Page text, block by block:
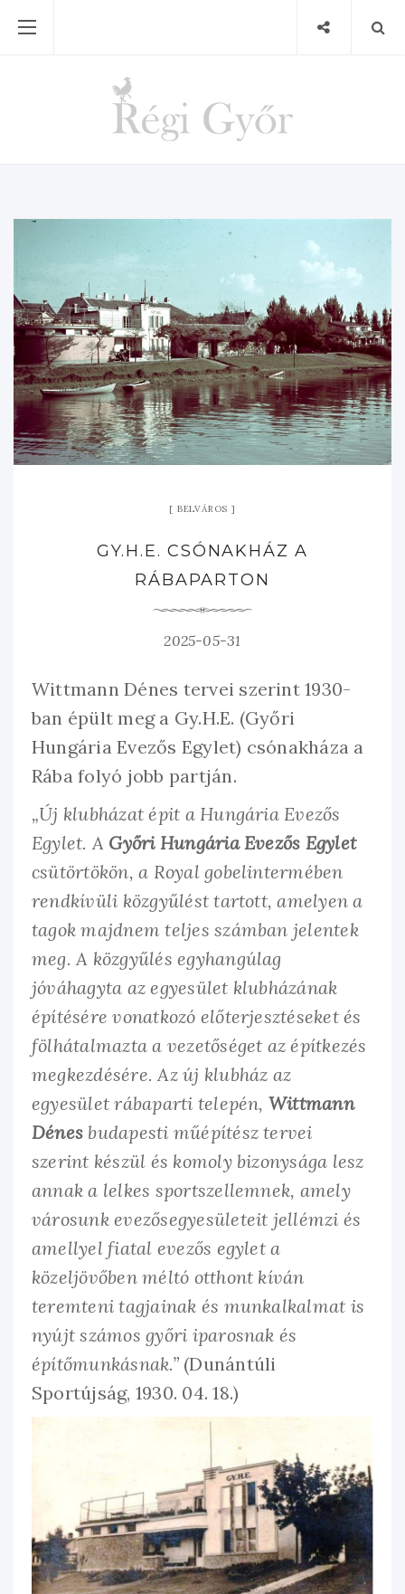
BELVÁROS
GY.H.E. CSÓNAKHÁZ A
RÁBAPARTON
2025-05-31
Wittmann Dénes tervei szerint 1930-
ban épült meg a Gy.H.E. (Győri
Hungária Evezős Egylet) csónakháza a
Rába folyó jobb partján.
„Új klubházat épit a Hungária Evezős
Egylet. A Győri Hungária Evezős Egylet
csütörtökön, a Royal gobelintermében
rendkívüli közgyűlést tartott, amelyen a
tagok majdnem teljes számban jelentek
meg. A közgyűlés egyhangúlag
jóváhagyta az egyesület klubházának
építésére vonatkozó előterjesztéseket és
fölhátalmazta a vezetőséget az építkezés
megkezdésére. Az új klubház az
egyesület rábaparti telepén, Wittmann
Dénes budapesti műépítész tervei
szerint készül és komoly bizonysága lesz
annak a lelkes sportszellemnek, amely
városunk evezősegyesületeit jellémzi és
amellyel fiatal evezős egylet a
közeljövőben méltó otthont kíván
teremteni tagjainak és munkalkalmat is
nyújt számos győri iparosnak és
építőmunkásnak.”(Dunántúli
Sportújság, 1930. 04. 18.)